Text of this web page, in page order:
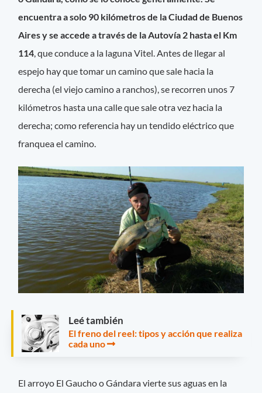
encuentra a solo 90 kilómetros de la Ciudad de Buenos
Aires y se accede a través de la Autovía 2 hasta el Km
114, que conduce a la laguna Vitel. Antes de llegar al
espejo hay que tomar un camino que sale hacia la
derecha (el viejo camino a ranchos), se recorren unos 7
kilómetros hasta una calle que sale otra vez hacia la
derecha; como referencia hay un tendido eléctrico que
franquea el camino.
Leé también
El freno del reel: tipos y acción que realiza
cada uno
El arroyo El Gaucho o Gándara vierte sus aguas en la